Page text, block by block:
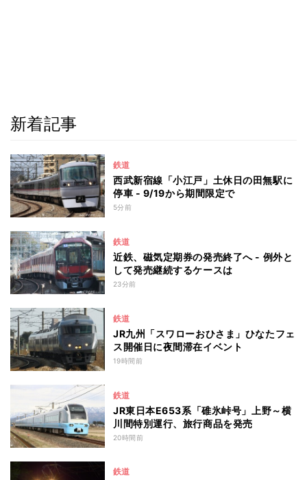
新着記事
鉄道
西武新宿線「小江戸」土休日の田無駅に
停車 - 9/19から期間限定で
5分前
鉄道
近鉄、磁気定期券の発売終了へ - 例外と
して発売継続するケースは
23分前
鉄道
JR九州「スワローおひさま」ひなたフェ
ス開催日に夜間滞在イベント
19時間前
鉄道
JR東日本E653系「碓氷峠号」上野～横
川間特別運行、旅行商品を発売
20時間前
鉄道